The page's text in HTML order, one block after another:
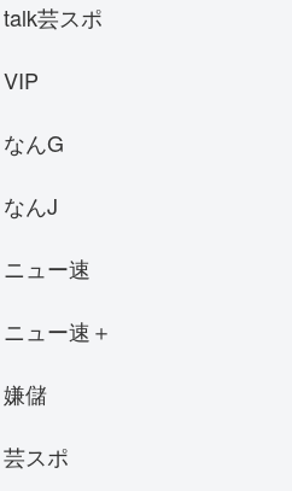
talk芸スポ
VIP
なんG
なんJ
ニュー速
ニュー速＋
嫌儲
芸スポ